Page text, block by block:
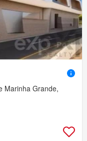
Marinha Grande,